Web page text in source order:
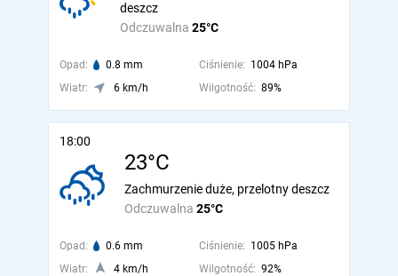
Odczuwalna 25°C
deszcz
Opad: 0.8 mm Ciśnienie: 1004 hPa
Wiatr:
6 km/h Wilgotność: 89%
18:00
23°C
Odczuwalna 25°C
Zachmurzenie duże, przelotny deszcz
Opad: 0.6 mm Ciśnienie: 1005 hPa
Wiatr:
4 km/h Wilgotność: 92%